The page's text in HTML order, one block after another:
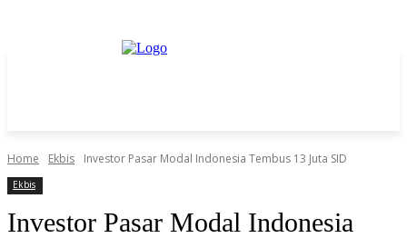
Home Ekbis Investor Pasar Modal Indonesia Tembus 13 Juta SID
Ekbis
Investor Pasar Modal Indonesia